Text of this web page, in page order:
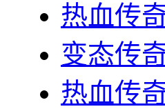
热血传
变态传
热血传